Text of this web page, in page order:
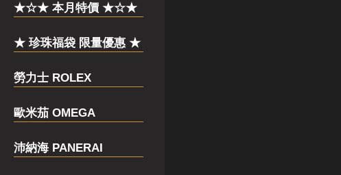
★☆★ 本月特價 ★☆★
★ 珍珠福袋 限量優惠 ★
勞力士 ROLEX
歐米茄 OMEGA
沛納海 PANERAI